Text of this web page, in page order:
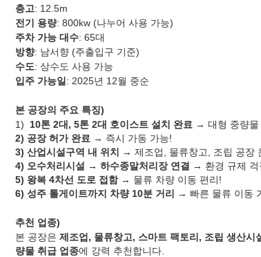
층고: 12.5m
전기 용량: 800kw (나누어 사용 가능)
주차 가능 대수: 65대
방향: 남서향 (주출입구 기준)
수도: 상수도 사용 가능
입주 가능일 : 2025년 12월 중순
본 공장의 주요 특징)
1) 10톤 2대, 5톤 2대 호이스트 설치 완료 → 대형 중량물
2) 공장 허가 완료 → 즉시 가동 가능!
3) 산업시설구역 내 위치
→ 제조업, 물류창고, 조립 공장
4) 오수처리시설 → 하수종말처리장 연결 → 환경 규제 걱
5) 왕복 4차선 도로 접함→ 물류 차량 이동 편리!
6) 성주 톨게이트까지 차량 10분 거리
→ 빠른 물류 이동
추천 업종)
본 공장은 제조업, 물류창고, 스마트 팩토리, 조립 생산시
량물 취급 업종에 강력 추천합니다.